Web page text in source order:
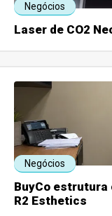
Negócios
Laser de CO2
Negócios
BuyCo estrutura
R2 Esthetics